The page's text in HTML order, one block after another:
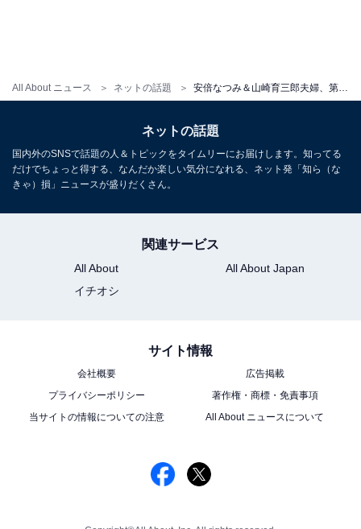
All About ニュース ネットの話題 安倍なつみ＆山崎育三郎夫婦、第3子出産の報告！ 「5人家族となり益々賑やかな年末年始を過ごしています」
ネットの話題
国内外のSNSで話題の人＆トピックをタイムリーにお届けします。知ってる
だけでちょっと得する、なんだか楽しい気分になれる、ネット発「知ら（な
きゃ）損」ニュースが盛りだくさん。
関連サービス
All About
All About Japan
イチオシ
サイト情報
会社概要
広告掲載
プライバシーポリシー
著作権・商標・免責事項
当サイトの情報についての注意
All About ニュースについて